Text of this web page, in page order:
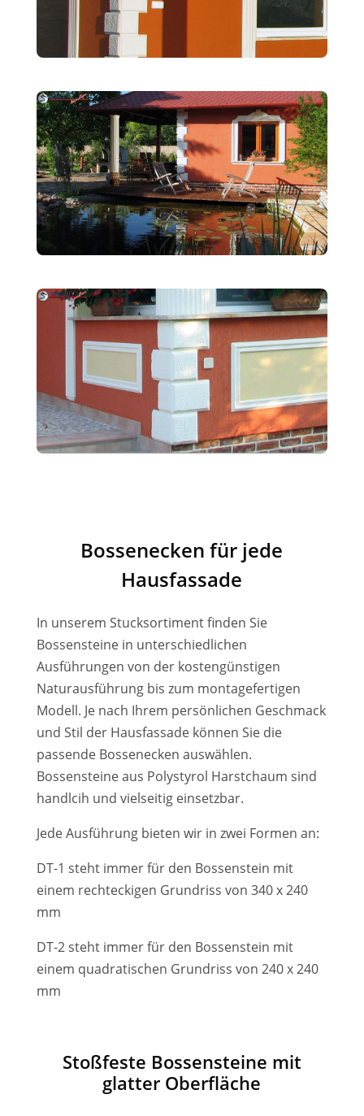
Bossenecken für jede
Hausfassade
In unserem Stucksortiment finden Sie
Bossensteine in unterschiedlichen
Ausführungen von der kostengünstigen
Naturausführung bis zum montagefertigen
Modell. Je nach Ihrem persönlichen Geschmack
und Stil der Hausfassade können Sie die
passende Bossenecken auswählen.
Bossensteine aus Polystyrol Harstchaum sind
handlcih und vielseitig einsetzbar.
Jede Ausführung bieten wir in zwei Formen an:
DT-1 steht immer für den Bossenstein mit
einem rechteckigen Grundriss von 340 x 240
mm
DT-2 steht immer für den Bossenstein mit
einem quadratischen Grundriss von 240 x 240
mm
Stoßfeste Bossensteine mit
glatter Oberfläche